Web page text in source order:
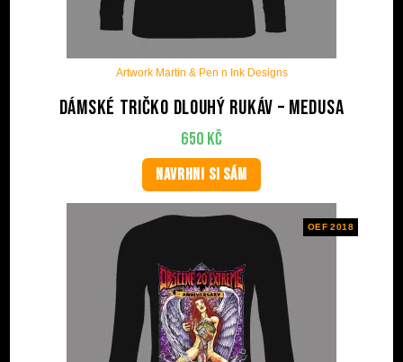
Artwork Martin & Pen n Ink Designs
Dámské tričko dlouhý rukáv – Medusa
650 Kč
NAVRHNI SI SÁM
OEF 2018